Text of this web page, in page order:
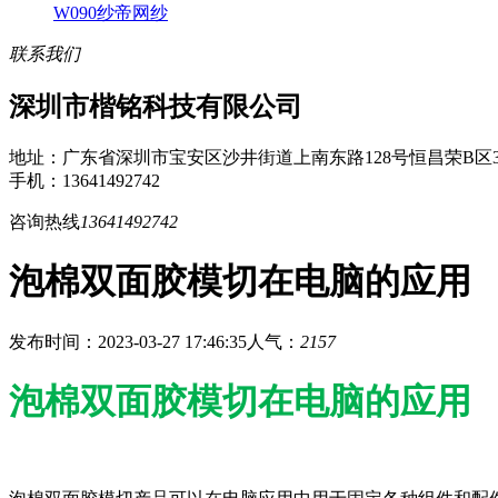
W090纱帝网纱
联系我们
深圳市楷铭科技有限公司
地址：广东省深圳市宝安区沙井街道上南东路128号恒昌荣B区
手机：13641492742
咨询热线13641492742
泡棉双面胶模切在电脑的应用
发布时间：2023-03-27 17:46:35人气： 2157
泡棉双面胶模切在电脑的应用